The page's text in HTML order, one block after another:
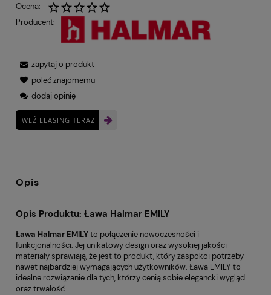
Ocena:
Producent:
zapytaj o produkt
poleć znajomemu
dodaj opinię
WEŹ LEASING TERAZ
Opis
Opis Produktu: Ława Halmar EMILY
Ława Halmar EMILYto połączenie nowoczesności i
funkcjonalności. Jej unikatowy design oraz wysokiej jakości
materiały sprawiają, że jest to produkt, który zaspokoi potrzeby
nawet najbardziej wymagających użytkowników. Ława EMILY to
idealne rozwiązanie dla tych, którzy cenią sobie elegancki wygląd
oraz trwałość.